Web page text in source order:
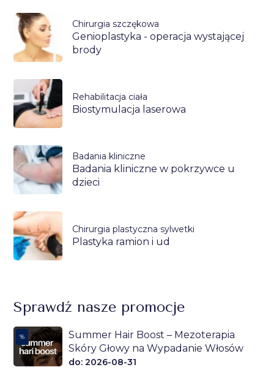
Chirurgia szczękowa
Genioplastyka - operacja wystającej
brody
Rehabilitacja ciała
Biostymulacja laserowa
Badania kliniczne
Badania kliniczne w pokrzywce u
dzieci
Chirurgia plastyczna sylwetki
Plastyka ramion i ud
Sprawdź nasze promocje
%
Summer Hair Boost – Mezoterapia
Skóry Głowy na Wypadanie Włosów
do: 2026-08-31